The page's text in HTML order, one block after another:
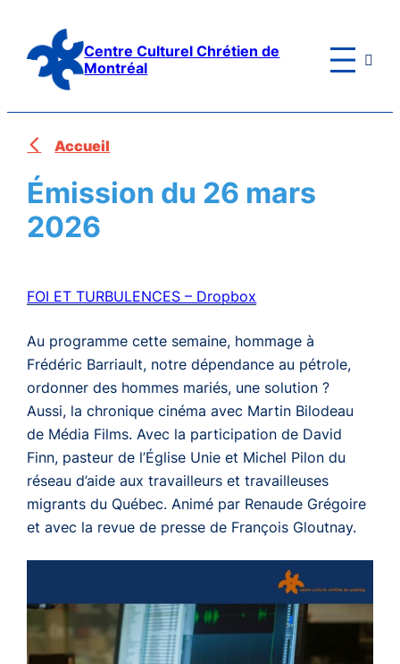
contenu
Centre Culturel Chrétien de
Montréal

Accueil
Émission du 26 mars
2026
FOI ET TURBULENCES – Dropbox
Au programme cette semaine, hommage à
Frédéric Barriault, notre dépendance au pétrole,
ordonner des hommes mariés, une solution ?
Aussi, la chronique cinéma avec Martin Bilodeau
de Média Films. Avec la participation de David
Finn, pasteur de l’Église Unie et Michel Pilon du
réseau d’aide aux travailleurs et travailleuses
migrants du Québec. Animé par Renaude Grégoire
et avec la revue de presse de François Gloutnay.